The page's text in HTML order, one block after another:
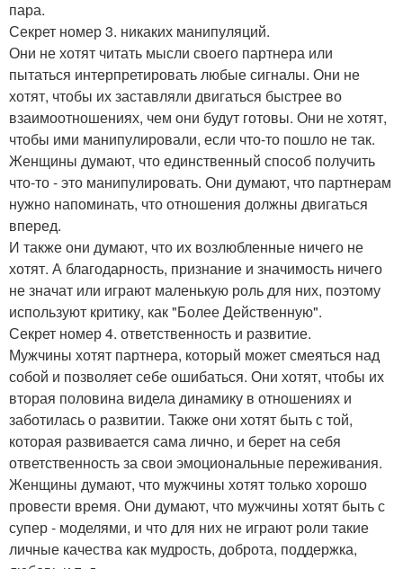
пара.
Секрет номер 3. никаких манипуляций.
Они не хотят читать мысли своего партнера или
пытаться интерпретировать любые сигналы. Они не
хотят, чтобы их заставляли двигаться быстрее во
взаимоотношениях, чем они будут готовы. Они не хотят,
чтобы ими манипулировали, если что-то пошло не так.
Женщины думают, что единственный способ получить
что-то - это манипулировать. Они думают, что партнерам
нужно напоминать, что отношения должны двигаться
вперед.
И также они думают, что их возлюбленные ничего не
хотят. А благодарность, признание и значимость ничего
не значат или играют маленькую роль для них, поэтому
используют критику, как "Более Действенную".
Секрет номер 4. ответственность и развитие.
Мужчины хотят партнера, который может смеяться над
собой и позволяет себе ошибаться. Они хотят, чтобы их
вторая половина видела динамику в отношениях и
заботилась о развитии. Также они хотят быть с той,
которая развивается сама лично, и берет на себя
ответственность за свои эмоциональные переживания.
Женщины думают, что мужчины хотят только хорошо
провести время. Они думают, что мужчины хотят быть с
супер - моделями, и что для них не играют роли такие
личные качества как мудрость, доброта, поддержка,